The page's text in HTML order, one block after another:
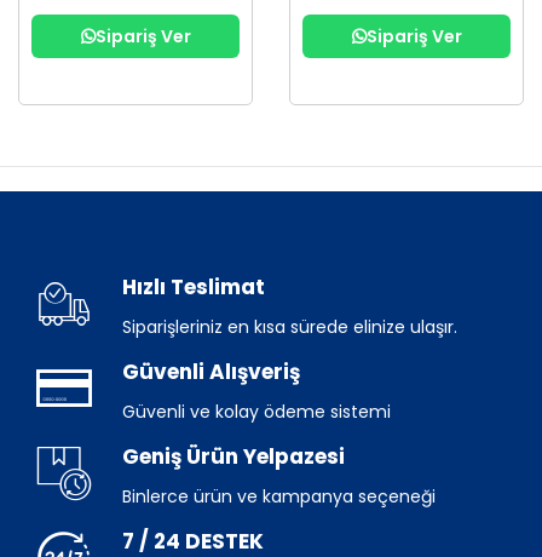
Sipariş Ver Sipariş Ver
Hızlı Teslimat
Siparişleriniz en kısa sürede elinize ulaşır.
Güvenli Alışveriş
Güvenli ve kolay ödeme sistemi
Geniş Ürün Yelpazesi
Binlerce ürün ve kampanya seçeneği
7 / 24 DESTEK